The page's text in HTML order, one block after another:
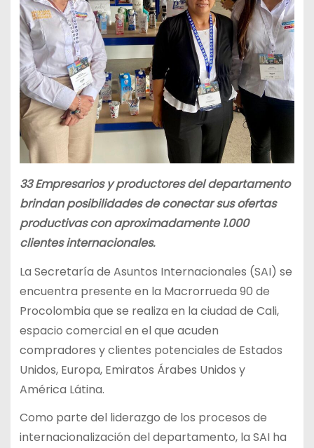
33 Empresarios y productores del departamento
brindan posibilidades de conectar sus ofertas
productivas con aproximadamente 1.000
clientes internacionales.
La Secretaría de Asuntos Internacionales (SAI) se
encuentra presente en la Macrorrueda 90 de
Procolombia que se realiza en la ciudad de Cali,
espacio comercial en el que acuden
compradores y clientes potenciales de Estados
Unidos, Europa, Emiratos Árabes Unidos y
América Látina.
Como parte del liderazgo de los procesos de
internacionalización del departamento, la SAI ha